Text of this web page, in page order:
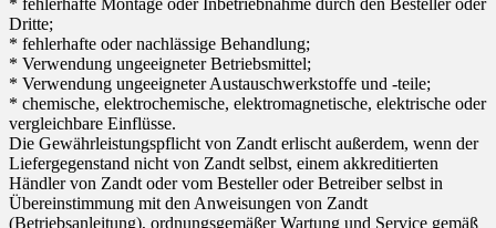
Dritte;
* fehlerhafte oder nachlässige Behandlung;
* Verwendung ungeeigneter Betriebsmittel;
* Verwendung ungeeigneter Austauschwerkstoffe und -teile;
* chemische, elektrochemische, elektromagnetische, elektrische oder
vergleichbare Einflüsse.
Die Gewährleistungspflicht von Zandt erlischt außerdem, wenn der
Liefergegenstand nicht von Zandt selbst, einem akkreditierten
Händler von Zandt oder vom Besteller oder Betreiber selbst in
Übereinstimmung mit den Anweisungen von Zandt
(Betriebsanleitung), ordnungsgemäßer Wartung und Service gemäß